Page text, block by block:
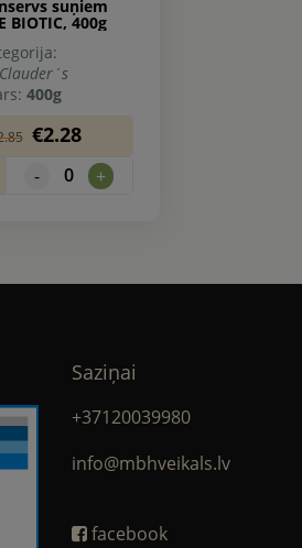
suņiem
BIOTIC, 400g
400g
€2.28
- 0 +
Saziņai
+37120039980
info@mbhveikals.lv
facebook